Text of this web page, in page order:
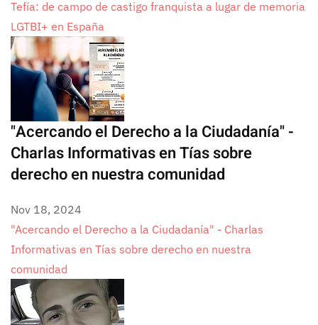
Tefía: de campo de castigo franquista a lugar de memoria
LGTBI+ en España
"Acercando el Derecho a la Ciudadanía" -
Charlas Informativas en Tías sobre
derecho en nuestra comunidad
Nov 18, 2024
"Acercando el Derecho a la Ciudadanía" - Charlas
Informativas en Tías sobre derecho en nuestra
comunidad